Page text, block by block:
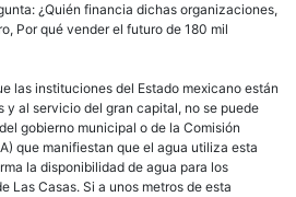
¿Quién financia dichas organizaciones,
Por qué vender el futuro de 180 mil
las instituciones del Estado mexicano están
y al servicio del gran capital, no se puede
gobierno municipal o de la Comisión
que manifiestan que el agua utiliza esta
la disponibilidad de agua para los
Las Casas. Si a unos metros de esta